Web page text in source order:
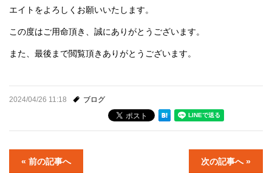
エイトをよろしくお願いいたします。
この度はご用命頂き、誠にありがとうございます。
また、最後まで閲覧頂きありがとうございます。
2024/04/26 11:18 ブログ
« 前の記事へ 次の記事へ »